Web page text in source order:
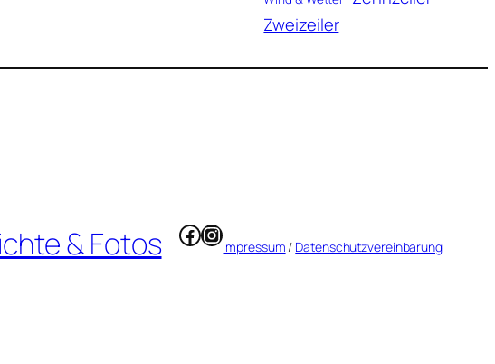
Zweizeiler
& Fotos Facebook
Instagram
Impressum / Datenschutzvereinbarung